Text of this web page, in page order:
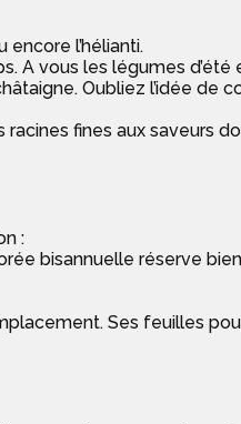
l’hélianti.
A vous les légumes d’été
Oubliez l’idée de
fines aux saveurs
:
bisannuelle réserve
Ses feuilles